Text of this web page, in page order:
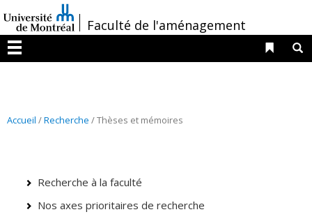
au
contenu
/Faculté de l'aménagement
Menu
Liens
Accueil /Recherche / Thèses et mémoires
Recherche à la faculté
Nos axes prioritaires de recherche